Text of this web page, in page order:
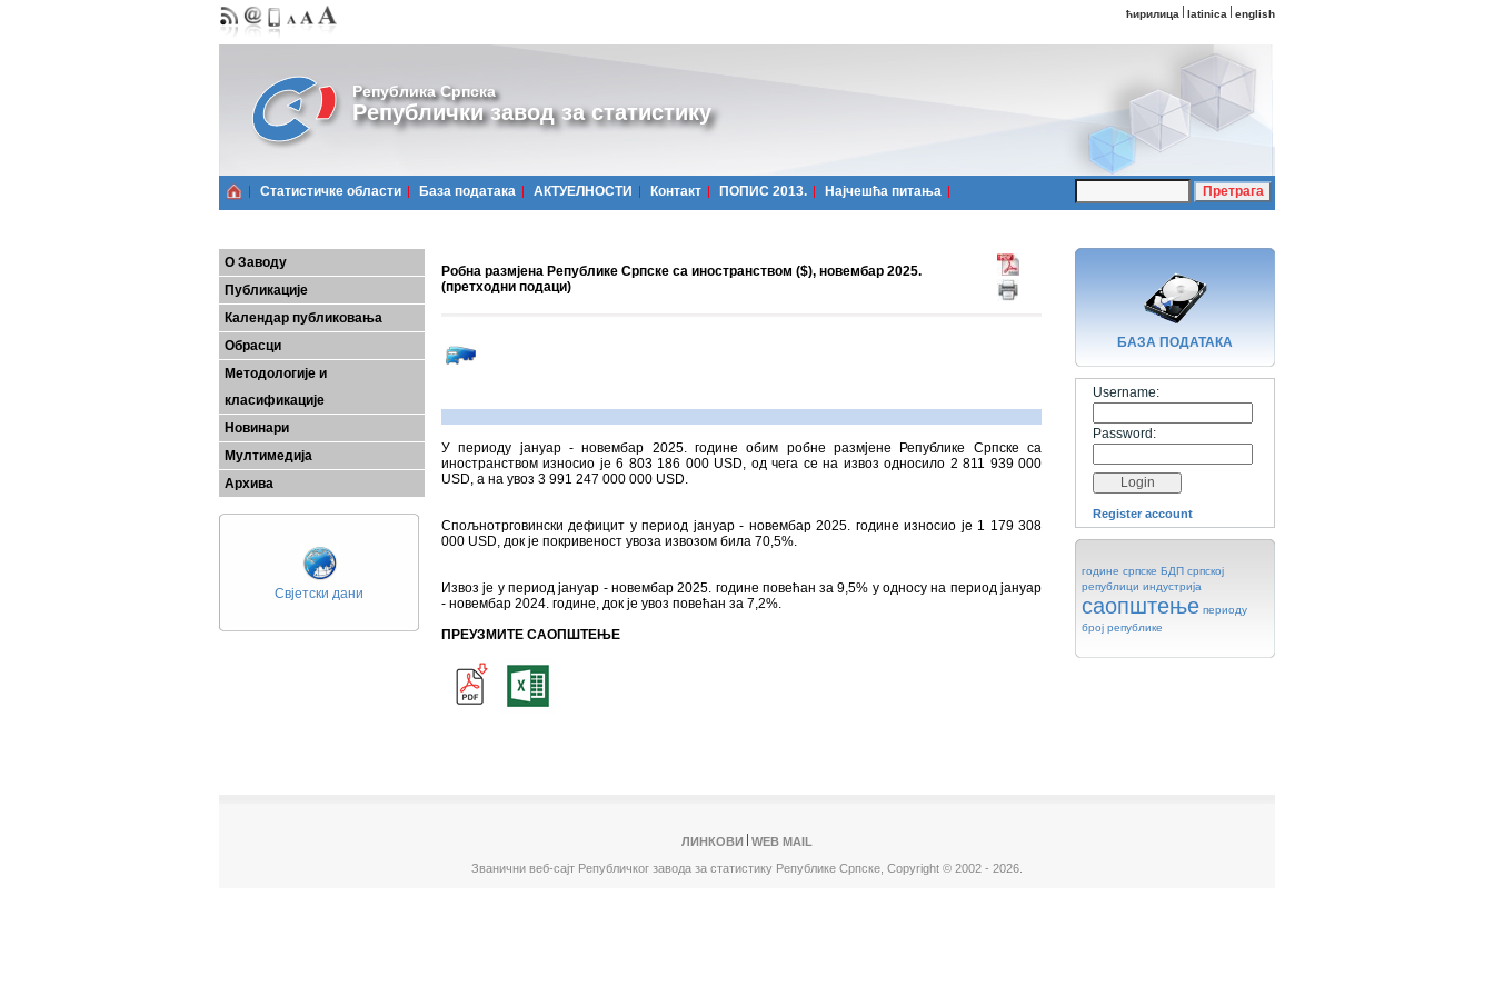
ћирилица latinica english
Република Српска
Републички завод за статистику
Статистичке области Базa података АКТУЕЛНОСТИ Контакт ПОПИС 2013. Најчешћa питања
О Заводу
Публикације
Календар публиковања
Обрасци
Методологије и
класификације
Новинари
Мултимедија
Архива
Свјетски дани
Робна размјена Републике Српске са иностранством ($), новембар 2025.
(претходни подаци)
У периоду јануар - новембар 2025. године обим робне размјене Републике Српске са
иностранством износио је 6 803 186 000 USD, од чега се на извоз односило 2 811 939 000
USD, а на увоз 3 991 247 000 000 USD.
Спољнотрговински дефицит у период јануар - новембар 2025. године износио је 1 179 308
000 USD, док је покривеност увоза извозом била 70,5%.
Извоз је у период јануар - новембар 2025. године повећан за 9,5% у односу на период јануар
- новембар 2024. године, док је увоз повећан за 7,2%.
ПРЕУЗМИТЕ САОПШТЕЊЕ
БАЗA ПОДАТАКА
Username:
Password:
Register account
године српске БДП српској
републици индустрија
саопштење периоду
број републике
ЛИНКОВИ
WEB MAIL
Званични веб-сајт Републичког завода за статистику Републике Српске, Copyright © 2002 - 2026.